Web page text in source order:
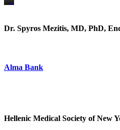
https://
https://
Dr. Spyros Mezitis, MD, PhD,
Alma Bank
Hellenic Medical Society of New